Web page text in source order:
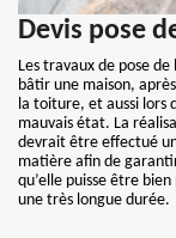
Devis pose
Les travaux de pose
bâtir une maison,
la toiture, et aussi lors
mauvais état. La
devrait être effectué
matière afin de
qu’elle puisse être
une très longue durée.